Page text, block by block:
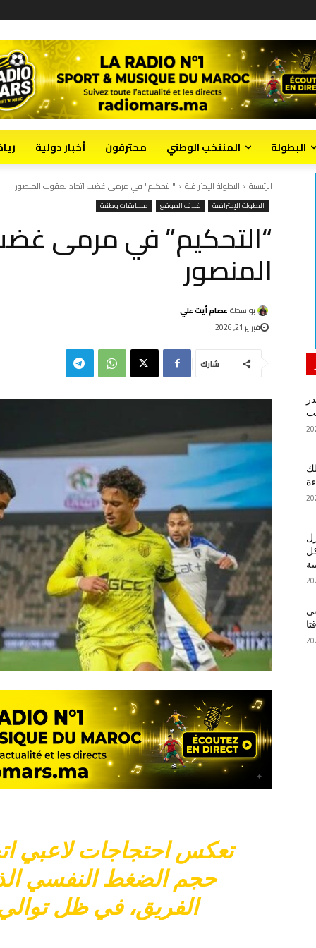
البطولة المنتخب الوطني محترفون أخبار دولية
الرئيسية البطولة الإحترافية "التحكيم" في مرمى غضب اتحاد يعقوب المنصور
البطولة الإحترافية غلاف الموقع مسابقات وطنية
“التحكيم” في مرمى
المنصور
بواسطة عصام أيت علي
فبراير 21, 2026
شارك
تعكس احتجاجات لاعبي
حجم الضغط النفسي
الفريق، في ظل توالي